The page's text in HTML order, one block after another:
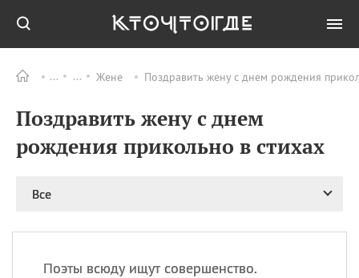
Жене Поздравить жену с днем рождения
Поздравить жену с днем
рождения прикольно в стихах
Все
Поэты всюду ищут совершенство.
ПРАЗДНИКИ Все
09.08 День памяти жертв
атомной
бомбардировки
день
рисового пудинга